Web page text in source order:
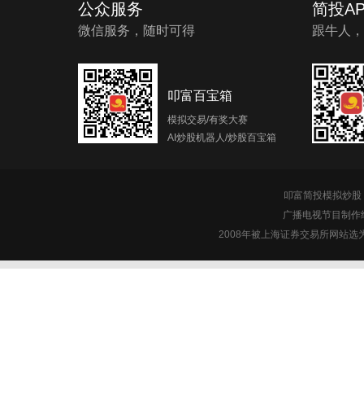
公众服务
微信服务，随时可得
叩富百宝箱
模拟交易/有奖大赛
AI炒股机器人/炒股百宝箱
简投
跟牛人
叩富简投模拟炒
广播电视节目制
2008年被上海证券交易所网站选